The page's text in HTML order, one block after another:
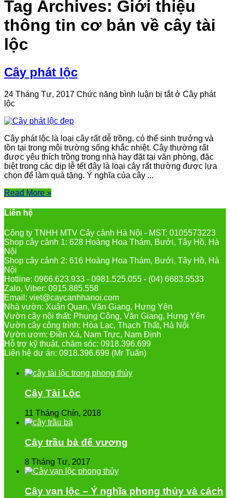
Tag Archives: Giới thiệu
thông tin cơ bản về cây tài
lộc
Cây phát lộc
24 Tháng Tư, 2017 Chức năng bình luận bị tắtở Cây phát
lộc
Cây phát lộc là loại cây rất dễ trồng, có thể sinh trưởng và
tồn tại trong môi trường sống khắc nhiệt. Cây thường rất
được yêu thích trồng trong nhà hay đặt tại văn phòng, đặc
biệt trong các dịp lễ tết đây là loại cây rất thường được lựa
chọn để làm quà tặng. Ý nghĩa của cây ...
Read More »
Liên hệ
Công ty TNHH MTV Cây cảnh Hà Nội - MST: 0105573223
Shop cây cảnh 1: 628 Hoàng Hoa Thám, Bưởi, Tây Hồ, Hà
Nội
Shop cây cảnh 2: 616 Hoàng Hoa Thám, Bưởi, Tây Hồ, Hà
Nội
Hotline: 0966.623.933 - 0981.525.055 - (04) 6683.5533
Zalo, Viber: 0915.885.558
Email: viet@caycanhhanoi.com
Nhà vườn: Xuân Quan, Văn Giang, Hưng Yên
Vườn cây nội thất: Phụng Công, Văn Giang, Hưng Yên
Vườn cây công trình: Hòa Lạc, Thạch Thất, Hà Nội
Vườn ươm: Điền Xá, Nam Trực, Nam Định
Hỗ trợ kỹ thuật, chăm sóc: 0918.396.699
Liên hệ dự án: 0918.396.699 (Mr Tuấn)
Cây Tài Lộc
11 Tháng Chín, 2018
Cây trầu bà đế vương
8 Tháng Tư, 2017
Cây vạn lộc – Ý nghĩa phong thủy và cách